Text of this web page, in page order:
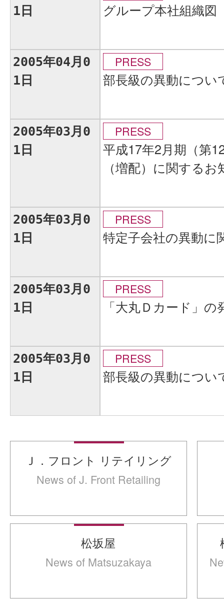
1日
グループ本社組織図
2005年04月0
1日
PRESS
部長級の異動につい
2005年03月0
1日
PRESS
平成17年2月期（第
（増配）に関するお
2005年03月0
1日
PRESS
特定子会社の異動に
2005年03月0
1日
PRESS
「大丸Ｄカード」
2005年03月0
1日
PRESS
部長級の異動につい
Ｊ．フロント リテイリング
News of J. Front Retailing
松坂屋
News of Matsuzakaya